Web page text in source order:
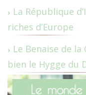
La République
riches d’Europe
Le Benaise de
bien le Hygge du